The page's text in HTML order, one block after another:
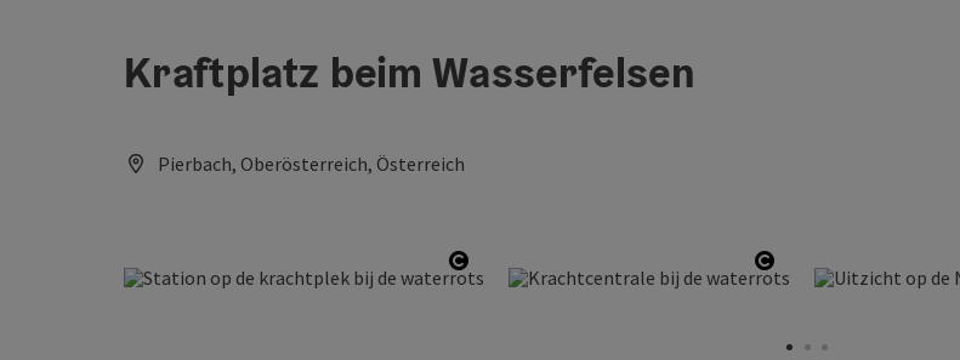
Kraftplatz beim Wasserfelsen
Pierbach, Oberösterreich, Österreich
Start Copyright Start Copyright